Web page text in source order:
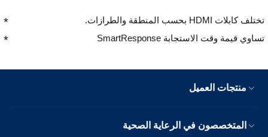
تختلف كابلات HDMI بحسب المنطقة والطرازات.
تساوي قيمة وقت الاستجابة SmartResponse
منتجات العميل
المتخصصون في الرعاية الصحية